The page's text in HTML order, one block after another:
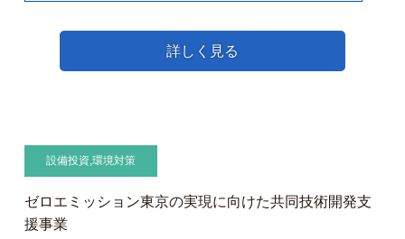
詳しく見る
設備投資,環境対策
ゼロエミッション東京の実現に向けた共同技術開発支
援事業